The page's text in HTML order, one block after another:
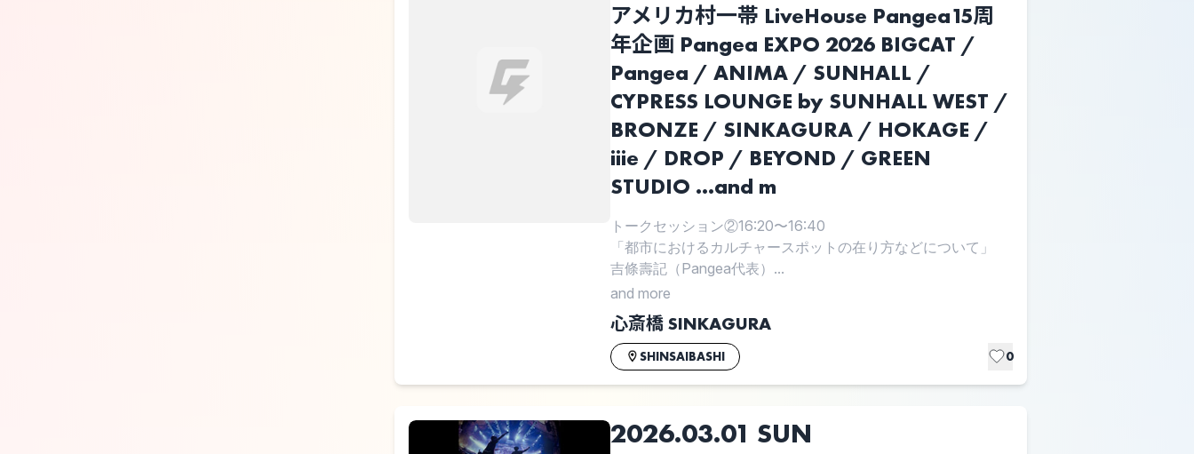
アメリカ村一帯 LiveHouse Pangea15周
年企画 Pangea EXPO 2026 BIGCAT /
Pangea / ANIMA / SUNHALL /
CYPRESS LOUNGE by SUNHALL WEST /
BRONZE / SINKAGURA / HOKAGE /
iiie / DROP / BEYOND / GREEN
STUDIO ...and m
トークセッション②16:20〜16:40
「都市におけるカルチャースポットの在り方などについて」
吉條壽記（Pangea代表）...
and more
心斎橋 SINKAGURA
SHINSAIBASHI 0
2026.03.01 SUN